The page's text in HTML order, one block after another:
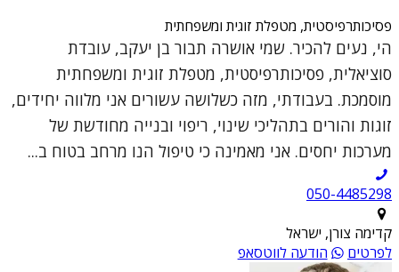
פסיכותרפיסטית, מטפלת זוגית ומשפחתית
הי, נעים להכיר. שמי אושרה תבור בן יעקב, עובדת
סוציאלית, פסיכותרפיסטית, מטפלת זוגית ומשפחתית
מוסמכת. בעבודתי, מזה כשלושה עשורים אני מלווה יחידים,
זוגות והורים בתהליכי שינוי, ריפוי ובנייה מחודשת של
מערכות יחסים. אני מאמינה כי טיפול הנו מרחב בטוח ב...
050-4485298
קדימה צורן, ישראל
לפרטים
הודעה לווטסאפ